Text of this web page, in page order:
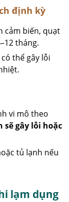
định kỳ
cảm biến, quạt
tháng.
thể gây lỗi
vi mô theo
sẽ gây lỗi hoặc
tủ lạnh nếu
lạm dụng